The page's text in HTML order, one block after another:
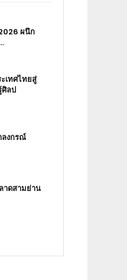
ผนึก
เทศไทยสู่
ศิลป
งกรณ์
าดสามย่าน